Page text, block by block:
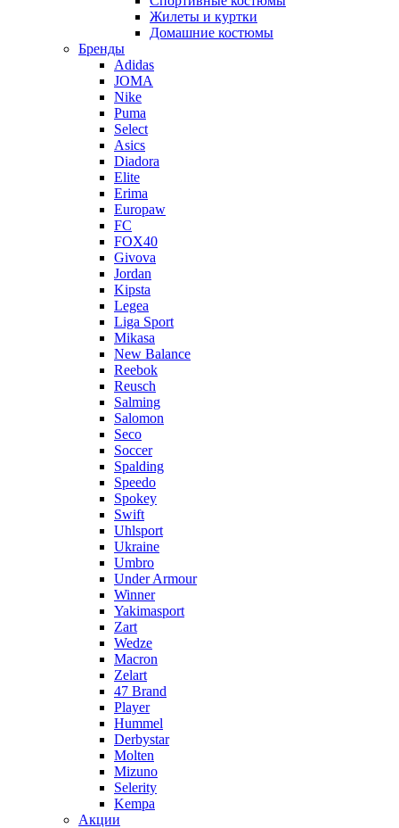
Жилеты и куртки
Домашние костюмы
Бренды
Adidas
JOMA
Nike
Puma
Select
Asics
Diadora
Elite
Erima
Europaw
FC
FOX40
Givova
Jordan
Kipsta
Legea
Liga Sport
Mikasa
New Balance
Reebok
Reusch
Salming
Salomon
Seco
Soccer
Spalding
Speedo
Spokey
Swift
Uhlsport
Ukraine
Umbro
Under Armour
Winner
Yakimasport
Zart
Wedze
Macron
Zelart
47 Brand
Player
Hummel
Derbystar
Molten
Mizuno
Selerity
Kempa
Акции